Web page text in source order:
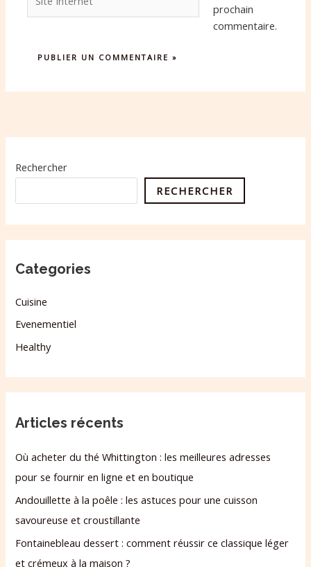
Internet
prochain
commentaire.
Rechercher
RECHERCHER
Categories
Cuisine
Evenementiel
Healthy
Articles récents
Où acheter du thé Whittington : les meilleures adresses
pour se fournir en ligne et en boutique
Andouillette à la poêle : les astuces pour une cuisson
savoureuse et croustillante
Fontainebleau dessert : comment réussir ce classique léger
et crémeux à la maison ?